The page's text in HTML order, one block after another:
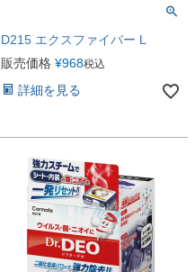
D215 エクスファイバー L
販売価格 ¥968税込
詳細を見る